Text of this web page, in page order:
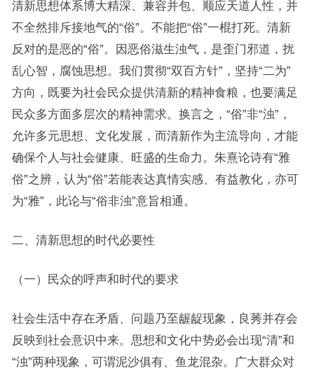
清新思想体系博大精深、兼容并包、顺应天道人性，并
不全然排斥接地气的“俗”。不能把“俗”一棍打死。清新
反对的是恶的“俗”。因恶俗滋生浊气，是歪门邪道，扰
乱心智，腐蚀思想。我们贯彻“双百方针”，坚持“二为”
方向，既要为社会民众提供清新的精神食粮，也要满足
民众多方面多层次的精神需求。换言之，“俗”非“浊”，
允许多元思想、文化发展，而清新作为主流导向，才能
确保个人与社会健康、旺盛的生命力。朱熹论诗有“雅
俗”之辨，认为“俗”若能表达真情实感、有益教化，亦可
为“雅”，此论与“俗非浊”意旨相通。
二、清新思想的时代必要性
（一）民众的呼声和时代的要求
社会生活中存在矛盾、问题乃至龌龊现象，良莠并存会
反映到社会意识中来。思想和文化中势必会出现“清”和
“浊”两种现象，可谓泥沙俱有、鱼龙混杂。广大群众对